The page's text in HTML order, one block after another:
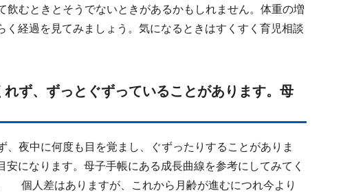
むときとそうでないときがあるかもしれません。体重の増
経過を見てみましょう。気になるときはすくすく育児相談
ず、ずっとぐずっていることがあります。母
夜中に何度も目を覚まし、ぐずったりすることがありま
になります。母子手帳にある成長曲線を参考にしてみてく
個人差はありますが、これから月齢が進むにつれ今より